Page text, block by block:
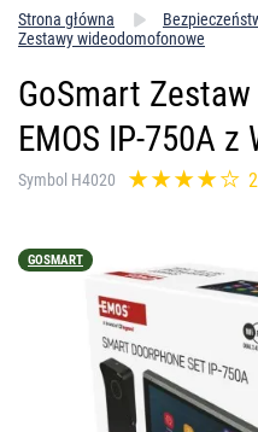
Strona główna
Zestawy wideodomofonowe
GoSmart
EMOS IP-750A z
Symbol H4020
GOSMART